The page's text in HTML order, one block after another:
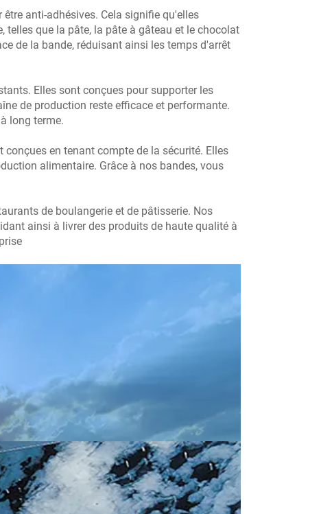
anti-adhésives. Cela signifie qu'elles
que la pâte, la pâte à gâteau et le chocolat
de la bande, réduisant ainsi les temps d'arrêt
Elles sont conçues pour supporter les
de production reste efficace et performante.
long terme.
en tenant compte de la sécurité. Elles
alimentaire. Grâce à nos bandes, vous
de boulangerie et de pâtisserie. Nos
ainsi à livrer des produits de haute qualité à